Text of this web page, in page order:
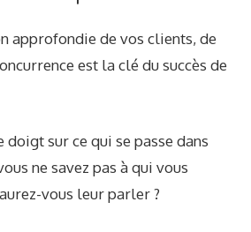
approfondie de vos clients, de
est la clé du succès de
doigt sur ce qui se passe dans
ne savez pas à qui vous
vous leur parler ?